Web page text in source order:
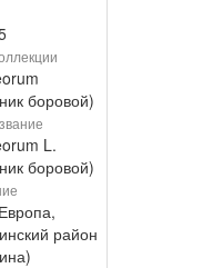
боровой)
L.
боровой)
район